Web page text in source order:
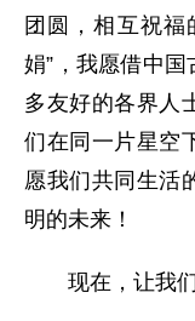
团圆，相互祝福
娟”，我愿借中
多友好的各界人
们在同一片星空
愿我们共同生活
明的未来！
现在，让我